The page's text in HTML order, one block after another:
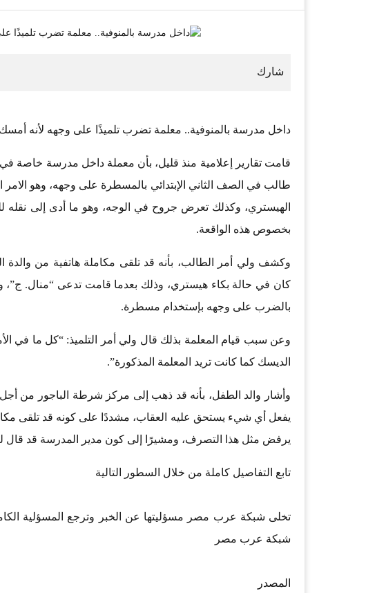
داخل مدرسة بالمنوفية.. معلمة تضرب تلميذًا على وجهه لأنه
قامت تقارير إعلامية منذ قليل، بأن معملة داخل مدرسة خاصة
طالب في الصف الثاني الإبتدائي بالمسطرة على وجهه، وهو
الهيستري، وكذلك تعرض جروح في الوجه، وهو ما أدى إلى
بخصوص هذه الواقعة.
وكشف ولي أمر الطالب، بأنه قد تلقى مكاملة هاتفية من والدة
كان في حالة بكاء هيستري، وذلك بعدما قامت تدعى “منال. ج”،
بالضرب على وجهه بإستخدام مسطرة.
وعن سبب قيام المعلمة بذلك قال ولي أمر التلميذ: “كل ما في
الديسك كما كانت تريد المعلمة المذكورة”.
وأشار والد الطفل، بأنه قد ذهب إلى مركز شرطة الباجور من أجل
يفعل أي شيء يستحق عليه العقاب، مشددًا على كونه قد تلقى
يرفض مثل هذا التصرف، ومشيرًا إلى كون مدير المدرسة قد
تابع التفاصيل كاملة من خلال السطور التالية
تخلى شبكة عرب مصر مسؤليتها عن الخبر وترجع المسؤلية
شبكة عرب مصر
المصدر